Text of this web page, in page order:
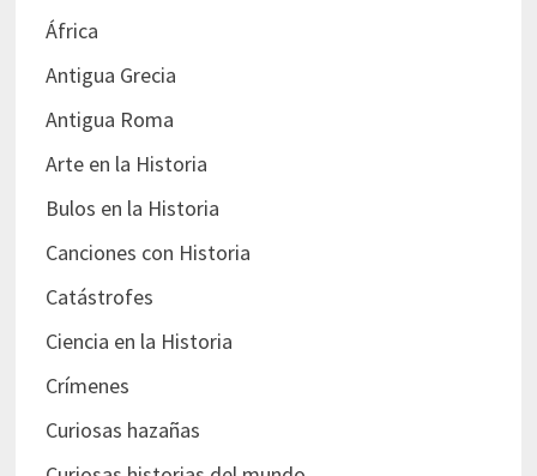
África
Antigua Grecia
Antigua Roma
Arte en la Historia
Bulos en la Historia
Canciones con Historia
Catástrofes
Ciencia en la Historia
Crímenes
Curiosas hazañas